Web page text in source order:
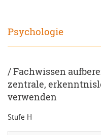
Psychologie
/ Fachwissen
zentrale,
verwenden
Stufe H